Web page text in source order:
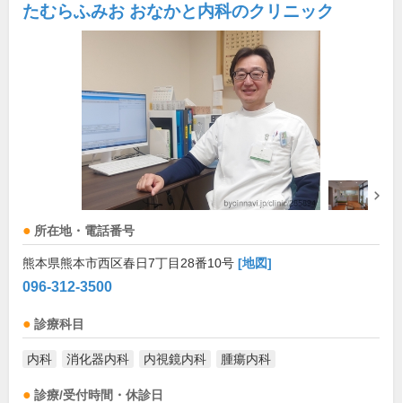
たむらふみお おなかと内科のクリニック
所在地・電話番号
熊本県熊本市西区春日7丁目28番10号 [地図]
096-312-3500
診療科目
内科 消化器内科 内視鏡内科 腫瘍内科
診療/受付時間・休診日